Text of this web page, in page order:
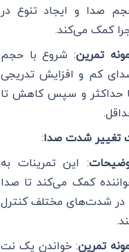
صدا و ایجاد تنوع در
کمک می‌کند.
تمرین: شروع با حجم
کم و افزایش تدریجی
حداکثر و سپس کاهش تا
تغییر شدت صدا:
: این تمرینات به
کمک می‌کند تا صدا
در شدت‌های مختلف کنترل
تمرین: خواندن یک نت